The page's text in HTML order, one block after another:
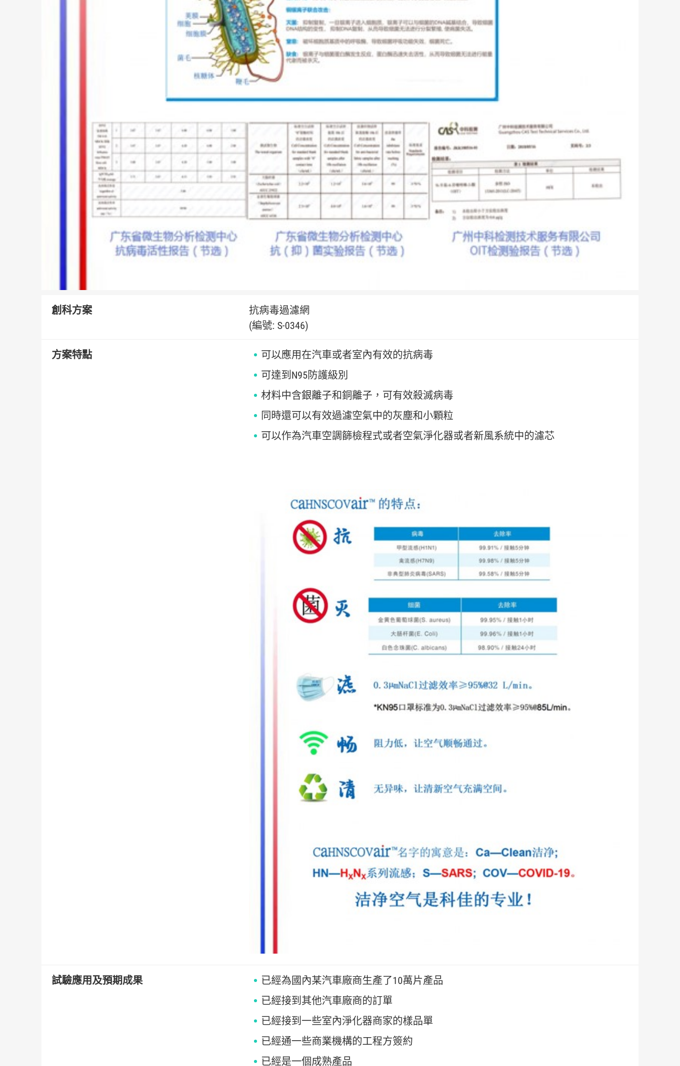
創科方案
抗病毒過濾網
(編號: S-0346)
方案特點
可以應用在汽車或者室內有效的抗病毒
可達到N95防護級別
材料中含銀離子和銅離子，可有效殺滅病毒
同時還可以有效過濾空氣中的灰塵和小顆粒
可以作為汽車空調篩檢程式或者空氣淨化器或者新風系統中的濾芯
試驗應用及預期成果
已經為國內某汽車廠商生產了10萬片產品
已經接到其他汽車廠商的訂單
已經接到一些室內淨化器商家的樣品單
已經通一些商業機構的工程方簽約
已經是一個成熟產品